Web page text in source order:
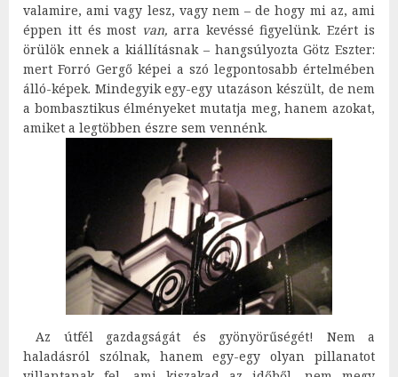
valamire, ami vagy lesz, vagy nem – de hogy mi az, ami
éppen itt és most van, arra kevéssé figyelünk. Ezért is
örülök ennek a kiállításnak – hangsúlyozta Götz Eszter:
mert Forró Gergő képei a szó legpontosabb értelmében
álló-képek. Mindegyik egy-egy utazáson készült, de nem
a bombasztikus élményeket mutatja meg, hanem azokat,
amiket a legtöbben észre sem vennénk.
Az útfél gazdagságát és gyönyörűségét! Nem a
haladásról szólnak, hanem egy-egy olyan pillanatot